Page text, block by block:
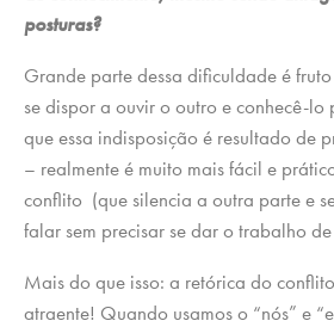
posturas?
Grande parte dessa dificuldade é
se dispor a ouvir o outro e conhecê-lo
que essa indisposição é resultado de
– realmente é muito mais fácil e
conflito (que silencia a outra parte e
falar sem precisar se dar o trabalho
Mais do que isso: a retórica do
atraente! Quando usamos o “nós” e